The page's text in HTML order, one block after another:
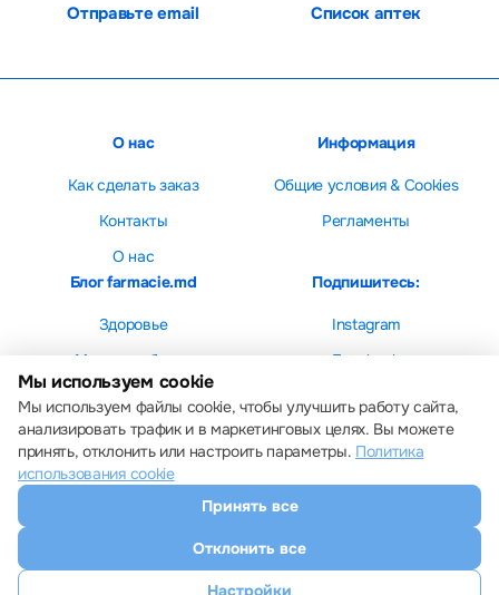
Отправьте email Список аптек
О нас
Как сделать заказ
Контакты
О нас
Информация
Общие условия & Cookies
Регламенты
Блог farmacie.md
Здоровье
Мама и ребенок
Красота
Подпишитесь:
Instagram
Facebook
Все права защищены © 2013 – 2026 Farmacie.md
Скачайте наше приложение
Настройки cookie
Мы используем cookie
Мы используем файлы cookie, чтобы улучшить работу сайта,
анализировать трафик и в маркетинговых целях. Вы можете
принять, отклонить или настроить параметры. Политика
использования cookie
Принять все
Отклонить все
Настройки